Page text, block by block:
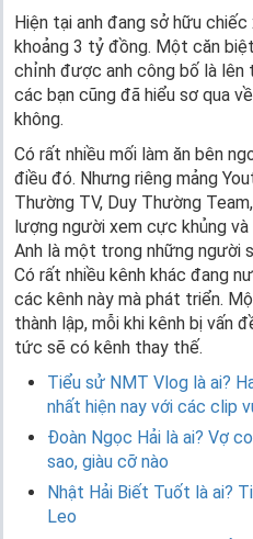
Hiện tại anh đang sở hữu
khoảng 3 tỷ đồng. Một căn
chỉnh được anh công bố là
các bạn cũng đã hiểu sơ qua
không.
Có rất nhiều mối làm ăn bên
điều đó. Nhưng riêng mảng
Thường TV, Duy Thường
lượng người xem cực khủng
Anh là một trong những người
Có rất nhiều kênh khác đang
các kênh này mà phát triển.
thành lập, mỗi khi kênh bị vấn
tức sẽ có kênh thay thế.
Tiểu sử NMT Vlog là ai?
nhất hiện nay với các clip
Đoàn Ngọc Hải là ai? Vợ
sao, giàu cỡ nào
Nhật Hải Biết Tuốt là ai?
Leo